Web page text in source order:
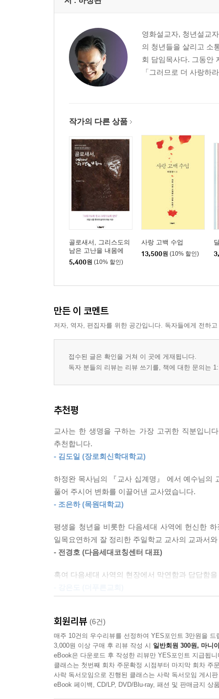
교사십계명 07 - 입양하라!
우리를 가족으로 부르신 주님처럼 자녀로 입양하라
교사십계명 08 - 자유케하라!
교사십계명 09 - 포기하지 말라!
끝까지 포기하지 않으신 주님처럼 포기하지 말라
교사십계명 10 - 축복하라!
주님이 원수같은 우리라도 축복하신 것처럼 축복
영화설교자, 청년설교
의 청년들을 살리고 소
회 담임목사다. 그동안
「그러므로 더 사랑하
작가의 다른 상품
골로새서, 그리스도의
남은 고난을 내몸에
5,400원 (10% 할인)
사랑 고백 수업
13,500원 (10% 할인)
만든 이 코멘트
저자, 역자, 편집자를 위한 공간입니다. 독자들에게 전하
접수된 글은 확인을 거쳐 이 곳에 게재됩니다.
독자 분들의 리뷰는 리뷰 쓰기를, 책에 대한 문의는
추천평
교사는 한 생명을 구하는 가장 고귀한 직분입니
추천합니다.
- 김도일 (장로회신학대학교)
하정완 목사님의 『교사 십계명』 에서 예수님의
풀어 주시어 변화를 이끌어낸 교사였습니다.
- 조은하 (목원대학교)
평생을 청년을 비롯한 다음세대 사역에 헌신한
일목요연하게 잘 정리한 주일학교 교사의 교과서
- 전경호 (다음세대코칭센터 대표)
혹여 다음세대 사역의 현장에서 막연함과 답답함
바른 복음으로 세워갈 수 있기를 소망합니다.
- 임우현 (번개탄 TV)
교회에서 가장 힘든 사역중에 하나는 교사입니
사랑하며 사역하시는 교사들이 있기 때문에 아직
- 홍민기 (라이트하우스무브먼트 대표, 브리지임팩
회원리뷰 (6건)
매주 10건의 우수리뷰를 선정하여 YES포인트 3만원을 드
3,000원 이상 구매 후 리뷰 작성 시 일반회원 300원, 마니
eBook은 다운로드 후 작성한 리뷰만 YES포인트 지급됩니
클래스는 첫번째 회차 주문확정 시점부터 마지막 회차 주
사락 독서모임으로 진행된 클래스는 사락 독서모임 게시
eBook 페이백, CD/LP, DVD/Blu-ray, 패션 및 판매금지 상